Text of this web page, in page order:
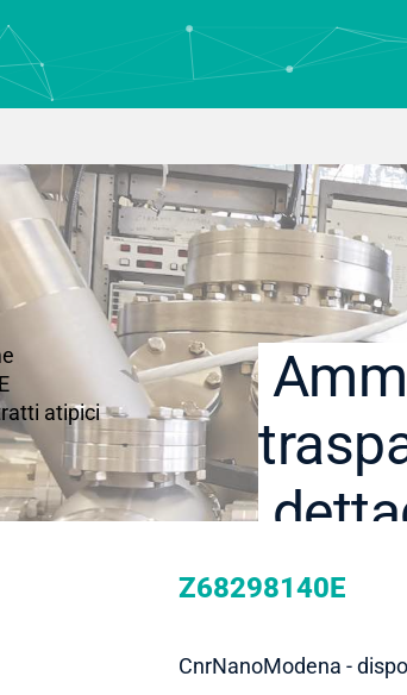
atipici
Z68298140E
CnrNanoModena -